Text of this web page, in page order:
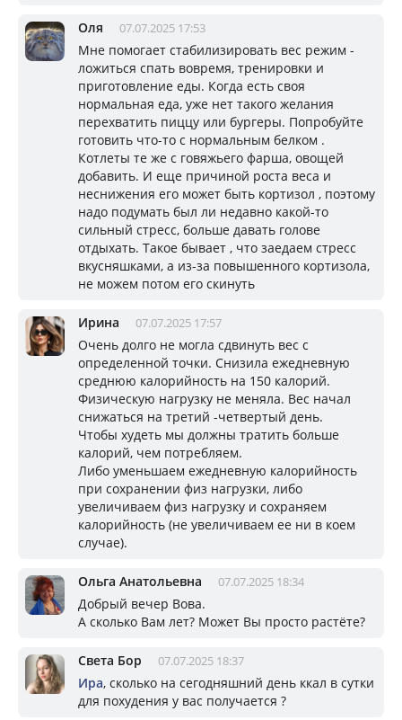
Оля 07.07.2025 17:53
Мне помогает стабилизировать вес режим -
ложиться спать вовремя, тренировки и
приготовление еды. Когда есть своя
нормальная еда, уже нет такого желания
перехватить пиццу или бургеры. Попробуйте
готовить что-то с нормальным белком .
Котлеты те же с говяжьего фарша, овощей
добавить. И еще причиной роста веса и
неснижения его может быть кортизол , поэтому
надо подумать был ли недавно какой-то
сильный стресс, больше давать голове
отдыхать. Такое бывает , что заедаем стресс
вкусняшками, а из-за повышенного кортизола,
не можем потом его скинуть
Ирина 07.07.2025 17:57
Очень долго не могла сдвинуть вес с
определенной точки. Снизила ежедневную
среднюю калорийность на 150 калорий.
Физическую нагрузку не меняла. Вес начал
снижаться на третий -четвертый день.
Чтобы худеть мы должны тратить больше
калорий, чем потребляем.
Либо уменьшаем ежедневную калорийность
при сохранении физ нагрузки, либо
увеличиваем физ нагрузку и сохраняем
калорийность (не увеличиваем ее ни в коем
случае).
Ольга Анатольевна 07.07.2025 18:34
Добрый вечер Вова.
А сколько Вам лет? Может Вы просто растёте?
Света Бор 07.07.2025 18:37
Ира, сколько на сегодняшний день ккал в сутки
для похудения у вас получается ?